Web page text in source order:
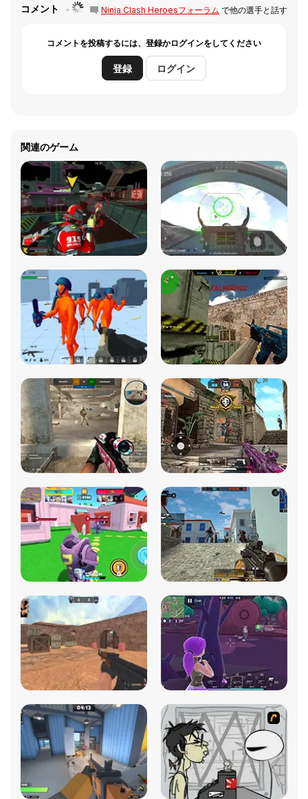
コメント Ninja Clash Heroesフォーラム で他の選手と話す
コメントを投稿するには、登録かログインをしてください
登録 ログイン
関連のゲーム